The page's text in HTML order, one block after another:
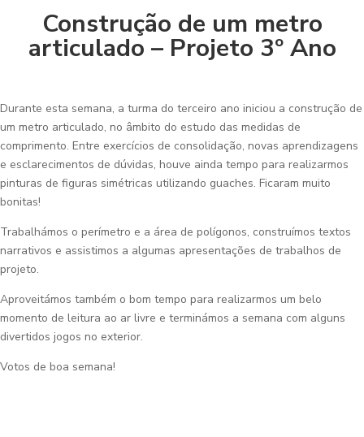
Construção de um metro
articulado – Projeto 3º Ano
Durante esta semana, a turma do terceiro ano iniciou a construção de
um metro articulado, no âmbito do estudo das medidas de
comprimento. Entre exercícios de consolidação, novas aprendizagens
e esclarecimentos de dúvidas, houve ainda tempo para realizarmos
pinturas de figuras simétricas utilizando guaches. Ficaram muito
bonitas!
Trabalhámos o perímetro e a área de polígonos, construímos textos
narrativos e assistimos a algumas apresentações de trabalhos de
projeto.
Aproveitámos também o bom tempo para realizarmos um belo
momento de leitura ao ar livre e terminámos a semana com alguns
divertidos jogos no exterior.
Votos de boa semana!